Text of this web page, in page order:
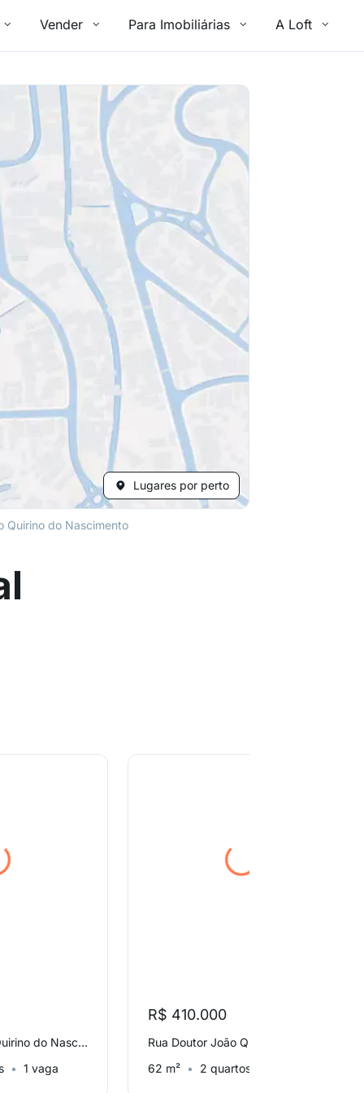
Vender Para Imobiliárias A Loft
Lugares por perto
Quirino do Nascimento
Rua Doutor João Quirino do Nascimento, Jardim Boa Esperança
1 vaga
R$ 410.000
62 m²
2 quartos